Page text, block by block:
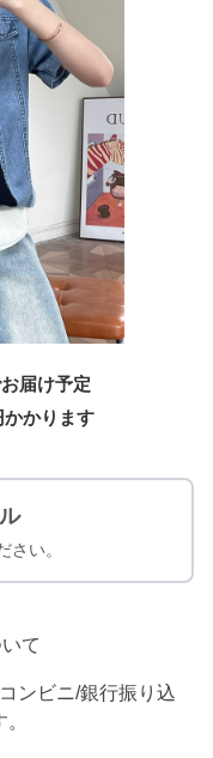
届け予定
かかります
さい。
て
ンビニ/銀行振り込